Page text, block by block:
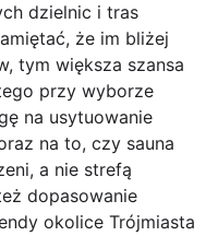
dzielnic i tras
że im bliżej
tym większa szansa
przy wyborze
na usytuowanie
na to, czy sauna
a nie strefą
dopasowanie
okolice Trójmiasta